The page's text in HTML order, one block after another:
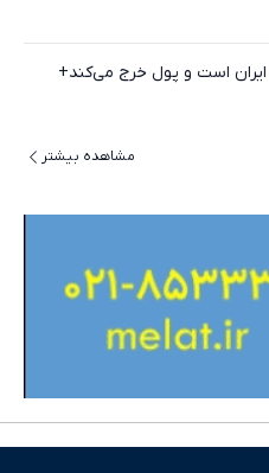
است و پول خرج می‌کند+
مشاهده بیشتر